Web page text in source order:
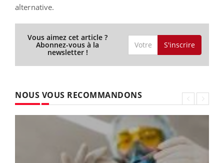
alternative.
Vous aimez cet article ?
Abonnez-vous à la
newsletter !
S'inscrire
NOUS VOUS RECOMMANDONS